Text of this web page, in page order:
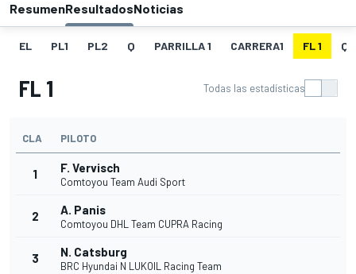
ResumenResultadosNoticias
EL PL1 PL2 Q PARRILLA 1 CARRERA1 FL 1 Q1
FL 1 Todas las estadísticas
CLA PILOTO
1 F. Vervisch
Comtoyou Team Audi Sport
2 A. Panis
Comtoyou DHL Team CUPRA Racing
3 N. Catsburg
BRC Hyundai N LUKOIL Racing Team